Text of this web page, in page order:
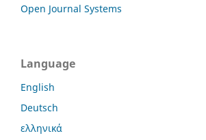
Open Journal Systems
Language
English
Deutsch
ελληνικά